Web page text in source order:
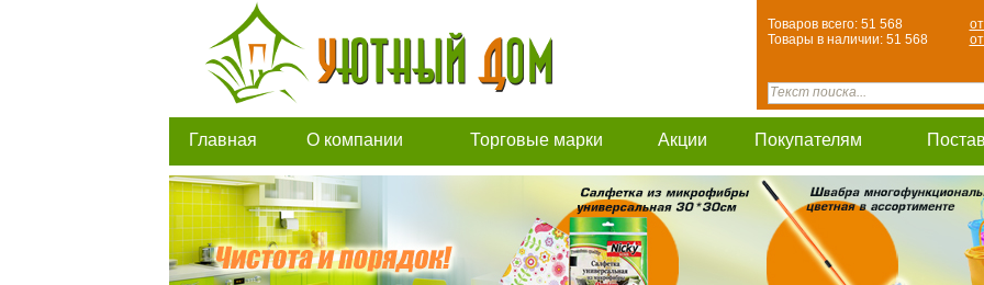
Товаров всего: 51 568
Товары в наличии: 51 568
Главная О компании Торговые марки Акции Покупателям